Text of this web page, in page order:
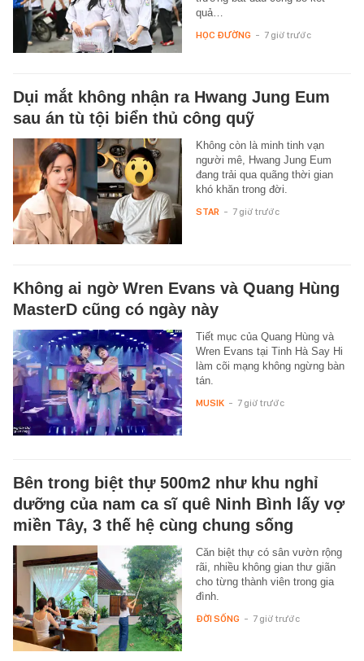
quả…
HỌC ĐƯỜNG - 7 giờ trước
Dụi mắt không nhận ra Hwang Jung Eum
sau án tù tội biển thủ công quỹ
Không còn là minh tinh vạn
người mê, Hwang Jung Eum
đang trải qua quãng thời gian
khó khăn trong đời.
STAR - 7 giờ trước
Không ai ngờ Wren Evans và Quang Hùng
MasterD cũng có ngày này
Tiết mục của Quang Hùng và
Wren Evans tại Tinh Hà Say Hi
làm cõi mạng không ngừng bàn
tán.
MUSIK - 7 giờ trước
Bên trong biệt thự 500m2 như khu nghỉ
dưỡng của nam ca sĩ quê Ninh Bình lấy vợ
miền Tây, 3 thế hệ cùng chung sống
Căn biệt thự có sân vườn rộng
rãi, nhiều không gian thư giãn
cho từng thành viên trong gia
đình.
ĐỜI SỐNG - 7 giờ trước